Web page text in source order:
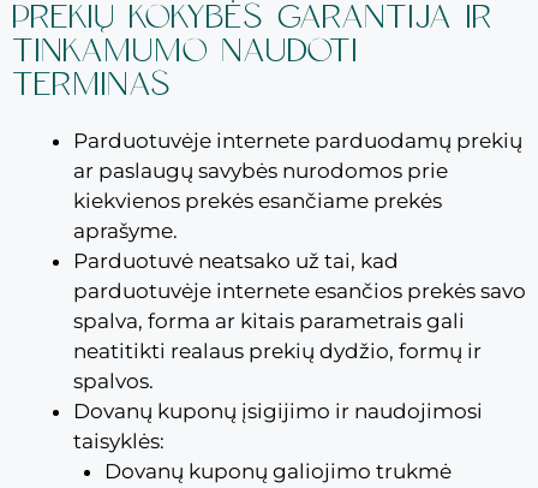
PREKIŲ KOKYBĖS GARANTIJA IR
TINKAMUMO NAUDOTI
TERMINAS
Parduotuvėje internete parduodamų prekių
ar paslaugų savybės nurodomos prie
kiekvienos prekės esančiame prekės
aprašyme.
Parduotuvė neatsako už tai, kad
parduotuvėje internete esančios prekės savo
spalva, forma ar kitais parametrais gali
neatitikti realaus prekių dydžio, formų ir
spalvos.
Dovanų kuponų įsigijimo ir naudojimosi
taisyklės:
Dovanų kuponų galiojimo trukmė